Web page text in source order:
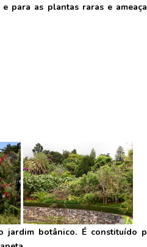
para as plantas raras e
botânico. É constituído